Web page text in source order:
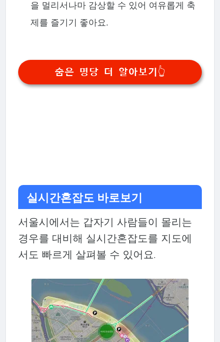
을 멀리서나마 감상할 수 있어 여유롭게 축
제를 즐기기 좋아요.
숨은 명당 더 알아보기👆
실시간혼잡도 바로보기
서울시에서는 갑자기 사람들이 몰리는
경우를 대비해 실시간혼잡도를 지도에
서도 빠르게 살펴볼 수 있어요.